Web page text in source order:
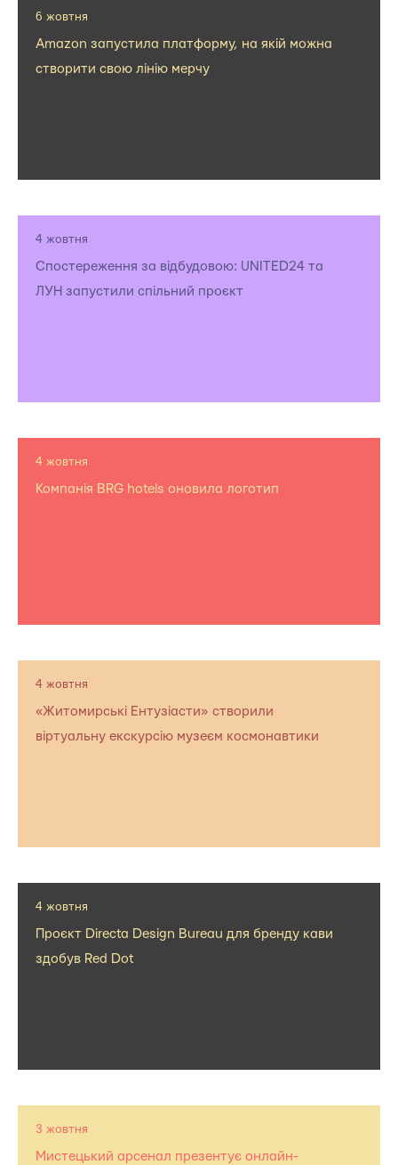
6 жовтня
Amazon запустила платформу, на якій можна
створити свою лінію мерчу
4 жовтня
Спостереження за відбудовою: UNITED24 та
ЛУН запустили спільний проєкт
4 жовтня
Компанія BRG hotels оновила логотип
4 жовтня
«Житомирські Ентузіасти» створили
віртуальну екскурсію музеєм космонавтики
4 жовтня
Проєкт Directa Design Bureau для бренду кави
здобув Red Dot
3 жовтня
Мистецький арсенал презентує онлайн-